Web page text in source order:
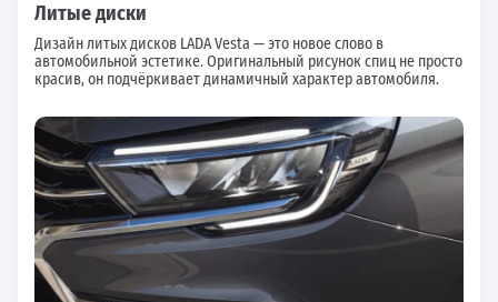
Литые диски
Дизайн литых дисков LADA Vesta — это новое слово в
автомобильной эстетике. Оригинальный рисунок спиц не просто
красив, он подчёркивает динамичный характер автомобиля.